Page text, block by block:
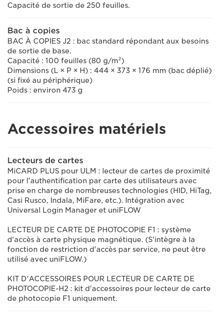
Capacité de sortie de 250 feuilles.
Bac à copies
BAC À COPIES J2 : bac standard répondant aux besoins
de sortie de base.
Capacité : 100 feuilles (80 g/m²)
Dimensions (L × P × H) : 444 × 373 × 176 mm (bac déplié)
(si fixé au périphérique)
Poids : environ 473 g
Accessoires matériels
Lecteurs de cartes
MiCARD PLUS pour ULM : lecteur de cartes de proximité
pour l'authentification par carte des utilisateurs avec
prise en charge de nombreuses technologies (HID, HiTag,
Casi Rusco, Indala, MiFare, etc.). Intégration avec
Universal Login Manager et uniFLOW
LECTEUR DE CARTE DE PHOTOCOPIE F1 : système
d'accès à carte physique magnétique. (S'intègre à la
fonction de restriction d'accès par service, ne peut être
utilisé avec uniFLOW.)
KIT D'ACCESSOIRES POUR LECTEUR DE CARTE DE
PHOTOCOPIE-H2 : kit d'accessoires pour lecteur de carte
de photocopie F1 uniquement.